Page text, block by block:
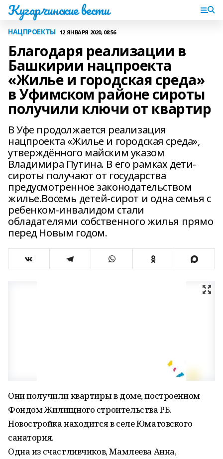
Кугарчинские вести
НАЦПРОЕКТЫ 12 ЯНВАРЯ 2020, 08:56
Благодаря реализации в
Башкирии нацпроекта
«Жилье и городская среда»
в Уфимском районе сироты
получили ключи от квартир
В Уфе продолжается реализация
нацпроекта «Жилье и городская среда»,
утверждённого майским указом
Владимира Путина. В его рамках дети-
сироты получают от государства
предусмотренное законодательством
жилье.Восемь детей-сирот и одна семья с
ребенком-инвалидом стали
обладателями собственного жилья прямо
перед Новым годом.
Они получили квартиры в доме, построенном
Фондом Жилищного строительства РБ.
Новостройка находится в селе Юматовского
санатория.
Одна из счастливчиков, Мамлеева Анна,